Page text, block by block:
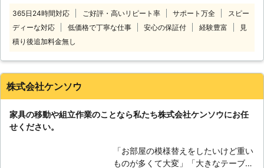
話ください。 コールセンターのスタ
ッフがお客様のお悩みをお聞きしま
ほしい」 「説明書を見ても家具の組
り、お悩みのお客様はぜひ家具移動組
立110番をご利用ください。 大きくて
豊富なベテランが迅速に解決します。
家具移動組立110番では、家具の組立
365日24時間対応 ご好評・高いリピート率 サポート万全
スピー
ディーな対応
低価格で丁寧な仕事 安心の保証付 経験豊富
見
積り後追加料金無し
株式会社ケンソウ
家具の移動や組立作業のことなら私たち株式会社ケンソウにお任
せください。
「お部屋の模様替えをしたいけど重い
ものが多くて大変」「大きなテーブル